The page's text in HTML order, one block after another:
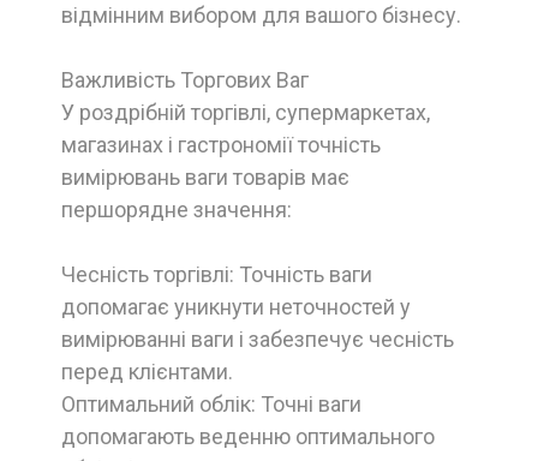
відмінним вибором для вашого бізнесу.
Важливість Торгових Ваг
У роздрібній торгівлі, супермаркетах,
магазинах і гастрономії точність
вимірювань ваги товарів має
першорядне значення:
Чесність торгівлі: Точність ваги
допомагає уникнути неточностей у
вимірюванні ваги і забезпечує чесність
перед клієнтами.
Оптимальний облік: Точні ваги
допомагають веденню оптимального